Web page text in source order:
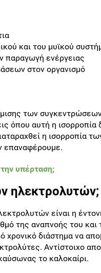
και του μυϊκού
παραγωγή ενέργειας
στον οργανισμό
των
όπου αυτή η ισορροπία
η ισορροπία
επαναφέρουμε.
υπέρταση;
ηλεκτρολυτών;
είναι η
της αναπνοής του και
διάστημα να
Αντίστοιχο
το καλοκαίρι.